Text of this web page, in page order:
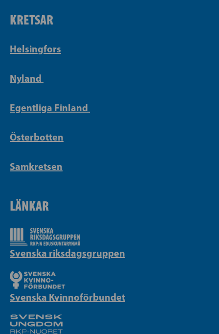
KRETSAR
Helsingfors
Nyland
Egentliga Finland
Österbotten
Samkretsen
LÄNKAR
Svenska riksdagsgruppen
Svenska Kvinnoförbundet